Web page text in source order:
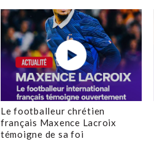
Le footballeur chrétien
français Maxence Lacroix
témoigne de sa foi